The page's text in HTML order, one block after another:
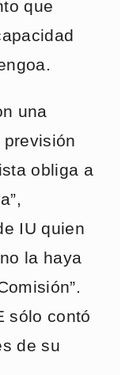
que
una
obliga a
IU quien
la haya
sólo contó
de su